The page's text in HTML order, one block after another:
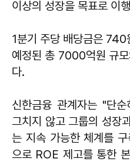
이상의 성장을 목표로 이
1분기 주당 배당금은 740
예정된 총 7000억원 규모
다.
신한금융 관계자는 "단
그치지 않고 그룹의 성장
는 지속 가능한 체계를
으로 ROE 제고를 통한